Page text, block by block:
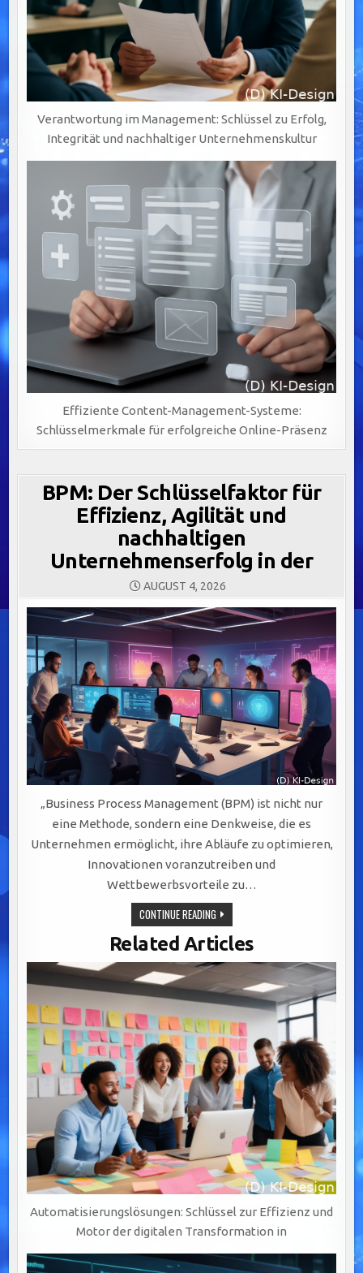
Verantwortung im Management: Schlüssel zu Erfolg,
Integrität und nachhaltiger Unternehmenskultur
Effiziente Content-Management-Systeme:
Schlüsselmerkmale für erfolgreiche Online-Präsenz
BPM: Der Schlüsselfaktor für
Effizienz, Agilität und
nachhaltigen
Unternehmenserfolg in der
AUGUST 4, 2026
„Business Process Management (BPM) ist nicht nur
eine Methode, sondern eine Denkweise, die es
Unternehmen ermöglicht, ihre Abläufe zu optimieren,
Innovationen voranzutreiben und
Wettbewerbsvorteile zu…
CONTINUE READINGBPM:
DER
SCHLÜSSELFAKTOR
FÜR
EFFIZIENZ,
AGILITÄT
NACHHALTIGEN
UNTERNEHMENSERFOLG
IN
DER
Related Articles
Automatisierungslösungen: Schlüssel zur Effizienz und
Motor der digitalen Transformation in